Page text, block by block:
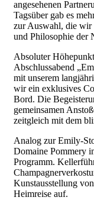
angesehenen
Tagsüber gab es
zur Auswahl, die wir
und Philosophie der
Absoluter
Abschlussabend
mit unserem
wir ein exklusives
Bord. Die
gemeinsamen
zeitgleich mit dem
Analog zur Emily-
Domaine Pommery
Programm.
Kunstausstellung
Heimreise auf.